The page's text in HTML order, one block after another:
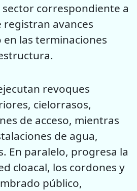
correspondiente a
registran avances
las terminaciones
revoques
cielorrasos,
de acceso, mientras
de agua,
En paralelo, progresa la
cloacal, los cordones y
público,